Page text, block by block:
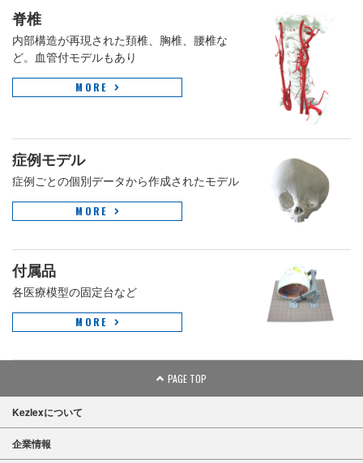
脊椎
内部構造が再現された頚椎、胸椎、腰椎な
ど。血管付モデルもあり
MORE
症例モデル
症例ごとの個別データから作成されたモデル
MORE
付属品
各医療模型の固定台など
MORE
PAGE TOP
Kezlexについて
企業情報